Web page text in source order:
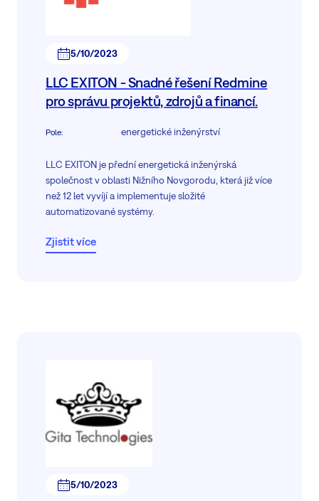
5/10/2023
LLC EXITON - Snadné řešení Redmine
pro správu projektů, zdrojů a financí.
Pole: energetické inženýrství
LLC EXITON je přední energetická inženýrská
společnost v oblasti Nižního Novgorodu, která již více
než 12 let vyvíjí a implementuje složité
automatizované systémy.
Zjistit více
5/10/2023